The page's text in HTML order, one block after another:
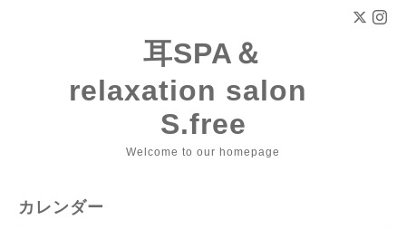
耳SPA＆
relaxation salon
S.free
Welcome to our homepage
カレンダー